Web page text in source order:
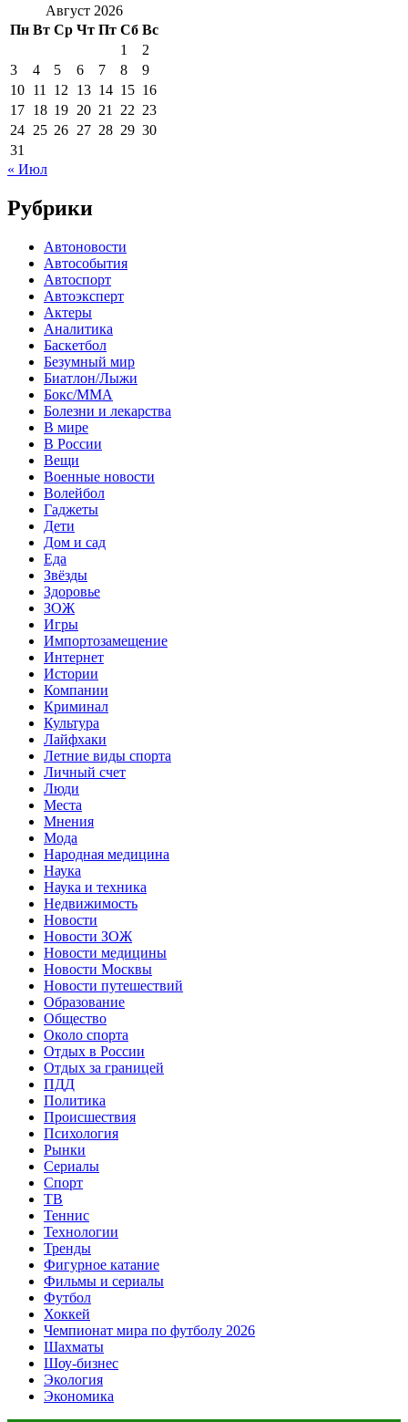
Август 2026
Пн Вт Ср Чт Пт Сб Вс
1
2
3
4 5 6 7 8
9
10 11 12 13 14 15 16
17 18 19 20 21 22 23
24 25 26 27 28 29 30
31
« Июл
Рубрики
Автоновости
Автособытия
Автоспорт
Автоэксперт
Актеры
Аналитика
Баскетбол
Безумный мир
Биатлон/Лыжи
Бокс/MMA
Болезни и лекарства
В мире
В России
Вещи
Военные новости
Волейбол
Гаджеты
Дети
Дом и сад
Еда
Звёзды
Здоровье
ЗОЖ
Игры
Импортозамещение
Интернет
Истории
Компании
Криминал
Культура
Лайфхаки
Летние виды спорта
Личный счет
Люди
Места
Мнения
Мода
Народная медицина
Наука
Наука и техника
Недвижимость
Новости
Новости ЗОЖ
Новости медицины
Новости Москвы
Новости путешествий
Образование
Общество
Около спорта
Отдых в России
Отдых за границей
ПДД
Политика
Происшествия
Психология
Рынки
Сериалы
Спорт
ТВ
Теннис
Технологии
Тренды
Фигурное катание
Фильмы и сериалы
Футбол
Хоккей
Чемпионат мира по футболу 2026
Шахматы
Шоу-бизнес
Экология
Экономика